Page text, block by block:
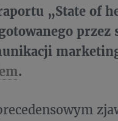
„State of
.